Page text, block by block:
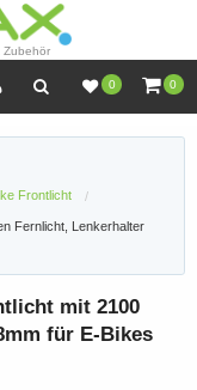
Zubehör
0 0
Frontlicht
Fernlicht, Lenkerhalter
mit 2100
für E-Bikes